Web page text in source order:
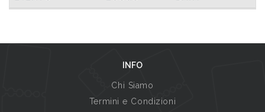
INFO
Chi Siamo
Termini e Condizioni